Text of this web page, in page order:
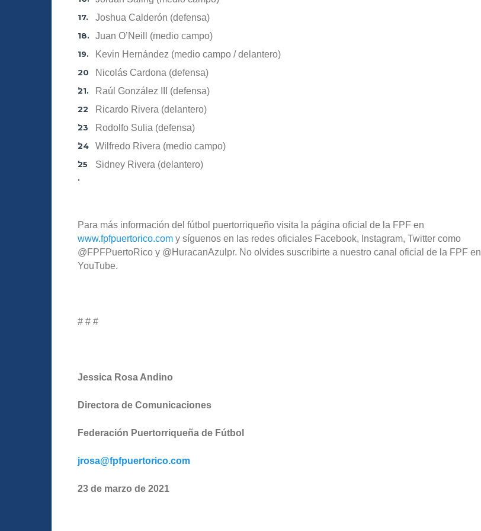
Joshua Calderón (defensa)
Juan O’Neill (medio campo)
Kevin Hernández (medio campo / delantero)
Nicolás Cardona (defensa)
Raúl González III (defensa)
Ricardo Rivera (delantero)
Rodolfo Sulia (defensa)
Wilfredo Rivera (medio campo)
Sidney Rivera (delantero)
Para más información del fútbol puertorriqueño visita la página oficial de la FPF en
www.fpfpuertorico.com y síguenos en las redes oficiales Facebook, Instagram, Twitter como
@FPFPuertoRico y @HuracanAzulpr. No olvides suscribirte a nuestro canal oficial de la FPF en
YouTube.
# # #
Jessica Rosa Andino
Directora de Comunicaciones
Federación Puertorriqueña de Fútbol
jrosa@fpfpuertorico.com
23 de marzo de 2021